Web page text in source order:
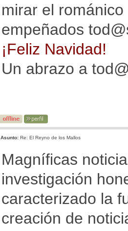
mirar el
empeñados
¡Feliz Navidad!
Un abrazo a
Asunto: Re: El Reyno de los Mallos
Magníficas
investigación
caracterizado la
creación de